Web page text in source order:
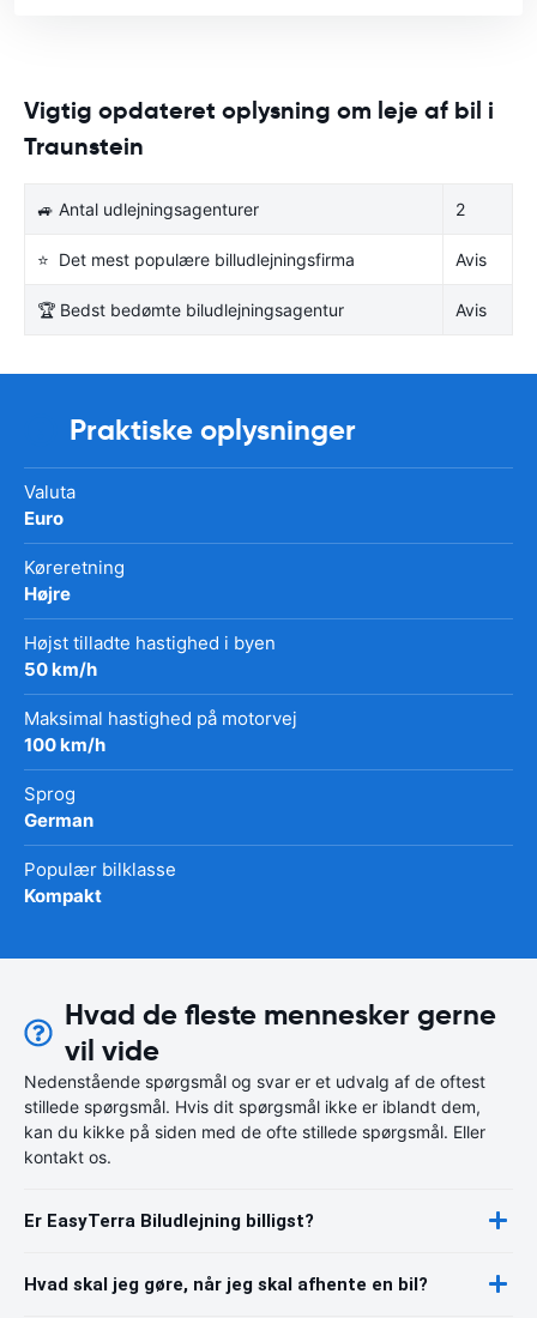
Vigtig opdateret oplysning om leje af bil i
Traunstein
🚙 Antal udlejningsagenturer 2
⭐ Det mest populære billudlejningsfirma Avis
🏆 Bedst bedømte biludlejningsagentur Avis
Praktiske oplysninger
Valuta
Euro
Køreretning
Højre
Højst tilladte hastighed i byen
50 km/h
Maksimal hastighed på motorvej
100 km/h
Sprog
German
Populær bilklasse
Kompakt
Hvad de fleste mennesker gerne
vil vide
Nedenstående spørgsmål og svar er et udvalg af de oftest
stillede spørgsmål. Hvis dit spørgsmål ikke er iblandt dem,
kan du kikke på siden med de ofte stillede spørgsmål. Eller
kontakt os.
Er EasyTerra Biludlejning billigst?
Hvad skal jeg gøre, når jeg skal afhente en bil?